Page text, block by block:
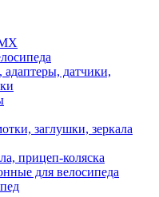
датчики,
заглушки, зеркала
прицеп-коляска
для велосипеда